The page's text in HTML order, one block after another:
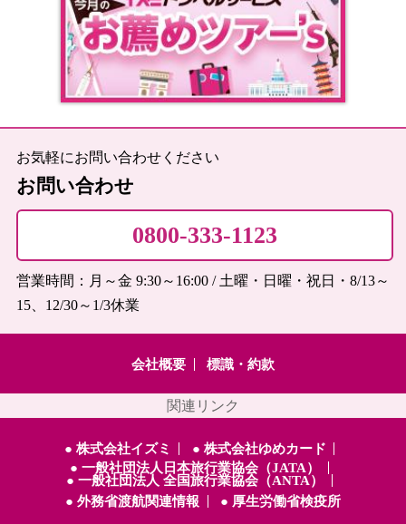
お気軽にお問い合わせください
お問い合わせ
0800-333-1123
営業時間：月～金 9:30～16:00 / 土曜・日曜・祝日・8/13～
15、12/30～1/3休業
会社概要 標識・約款
関連リンク
● 株式会社イズミ
● 株式会社ゆめカード
● 一般社団法人日本旅行業協会（JATA）
● 一般社団法人 全国旅行業協会（ANTA）
● 外務省渡航関連情報
● 厚生労働省検疫所